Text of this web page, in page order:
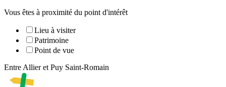
Vous êtes à proximité du point d'intérêt
Lieu à visiter
Patrimoine
Point de vue
Entre Allier et Puy Saint-Romain